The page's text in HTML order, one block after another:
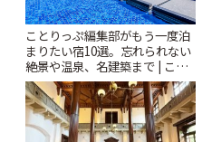
ことりっぷ編集部がもう一度泊
まりたい宿10選。忘れられない
絶景や温泉、名建築まで | こと
りっぷ